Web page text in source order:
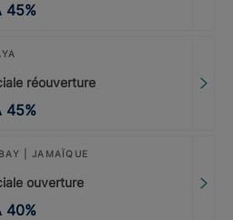
45%
réouverture
45%
| JAMAÏQUE
ouverture
40%